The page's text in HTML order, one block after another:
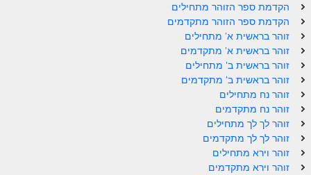
ספר הזוהר הקדוש ויקהל מתקדמים
ספר הזוהר הקדוש פיקודי מתחילים
ספר הזוהר הקדוש פיקודי מתקדמים
ספר הזוהר – ויקרא
ספר הזוהר הקדוש זוהר ויקרא השקפה
ספר הזוהר הקדוש זוהר ויקרא מתקדמים
זוהר צו מתחילים
הקדמת ספר הזוהר מתחילים
הקדמת ספר הזוהר מתקדמים
זוהר בראשית א' מתחילים
זוהר בראשית א' מתקדמים
זוהר בראשית ב' מתחילים
זוהר בראשית ב' מתקדמים
זוהר נח מתחילים
זוהר נח מתקדמים
זוהר לך לך מתחילים
זוהר לך לך מתקדמים
זוהר וירא מתחילים
זוהר וירא מתקדמים